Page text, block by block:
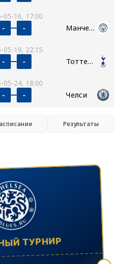
05-16, 17:00
- - Манчестер Сити
05-19, 22:15
- - Тоттенхэм
05-24, 18:00
- - Челси
Результаты
ТУРНИР